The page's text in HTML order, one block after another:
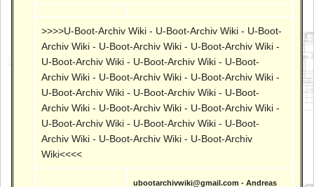
>>>>U-Boot-Archiv Wiki - U-Boot-Archiv Wiki - U-Boot-
Archiv Wiki - U-Boot-Archiv Wiki - U-Boot-Archiv Wiki -
U-Boot-Archiv Wiki - U-Boot-Archiv Wiki - U-Boot-
Archiv Wiki - U-Boot-Archiv Wiki - U-Boot-Archiv Wiki -
U-Boot-Archiv Wiki - U-Boot-Archiv Wiki - U-Boot-
Archiv Wiki - U-Boot-Archiv Wiki - U-Boot-Archiv Wiki -
U-Boot-Archiv Wiki - U-Boot-Archiv Wiki - U-Boot-
Archiv Wiki - U-Boot-Archiv Wiki - U-Boot-Archiv
Wiki<<<<
ubootarchivwiki@gmail.com - Andreas